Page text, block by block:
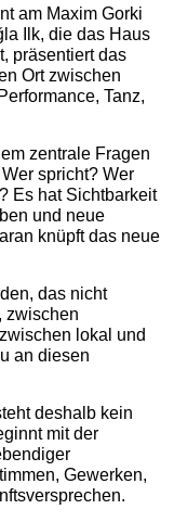
am Maxim Gorki
Ilk, die das Haus
präsentiert das
Ort zwischen
Tanz,
zentrale Fragen
spricht? Wer
Es hat Sichtbarkeit
und neue
knüpft das neue
das nicht
zwischen
lokal und
an diesen
deshalb kein
mit der
Gewerken,